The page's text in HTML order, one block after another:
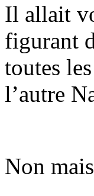
Il allait
figurant
toutes
l’autre
Non